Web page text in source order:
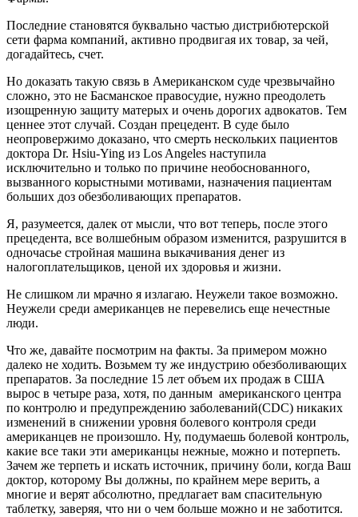
Последние становятся буквально частью дистрибютерской
сети фарма компаний, активно продвигая их товар, за чей,
догадайтесь, счет.
Но доказать такую связь в Американском суде чрезвычайно
сложно, это не Басманское правосудие, нужно преодолеть
изощренную защиту матерых и очень дорогих адвокатов. Тем
ценнее этот случай. Создан прецедент. В суде было
неопровержимо доказано, что смерть нескольких пациентов
доктора Dr. Hsiu-Ying из Los Angeles наступила
исключительно и только по причине необоснованного,
вызванного корыстными мотивами, назначения пациентам
больших доз обезболивающих препаратов.
Я, разумеется, далек от мысли, что вот теперь, после этого
прецедента, все волшебным образом изменится, разрушится в
одночасье стройная машина выкачивания денег из
налогоплательщиков, ценой их здоровья и жизни.
Не слишком ли мрачно я излагаю. Неужели такое возможно.
Неужели среди американцев не перевелись еще нечестные
люди.
Что же, давайте посмотрим на факты. За примером можно
далеко не ходить. Возьмем ту же индустрию обезболивающих
препаратов. За последние 15 лет объем их продаж в США
вырос в четыре раза, хотя, по данным американского центра
по контролю и предупреждению заболеваний(CDC) никаких
изменений в снижении уровня болевого контроля среди
американцев не произошло. Ну, подумаешь болевой контроль,
какие все таки эти американцы нежные, можно и потерпеть.
Зачем же терпеть и искать источник, причину боли, когда Ваш
доктор, которому Вы должны, по крайнем мере верить, а
многие и верят абсолютно, предлагает вам спасительную
таблетку, заверяя, что ни о чем больше можно и не заботится.